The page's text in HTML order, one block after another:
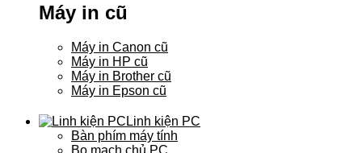
Máy in cũ
Máy in Canon cũ
Máy in HP cũ
Máy in Brother cũ
Máy in Epson cũ
Linh kiện PC
Bàn phím máy tính
Bo mạch chủ PC